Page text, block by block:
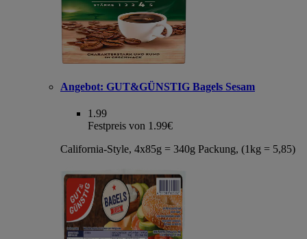
Angebot: GUT&GÜNSTIG Bagels Sesam
1.99
Festpreis von 1.99€
California-Style, 4x85g = 340g Packung, (1kg = 5,85)